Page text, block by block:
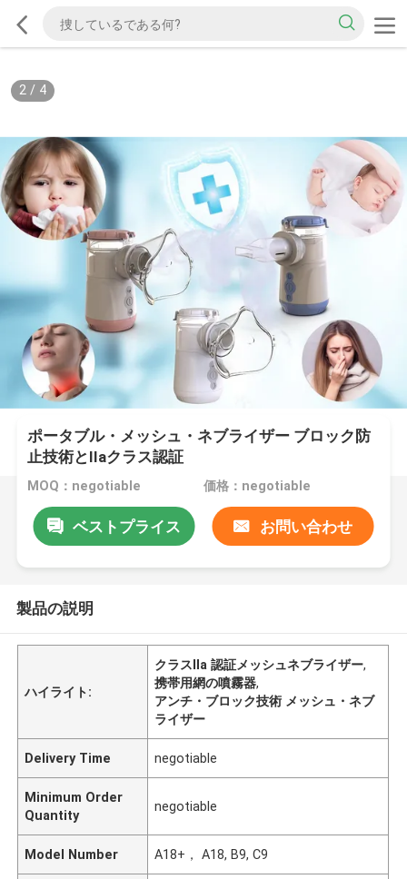
2/ 4
ポータブル・メッシュ・ネブライザー ブロック防
止技術とIIaクラス認証
MOQ：negotiable 価格：negotiable
ベストプライス お問い合わせ
製品の説明
ハイライト:
クラスIIa 認証メッシュネブライザー,
携帯用網の噴霧器,
アンチ・ブロック技術 メッシュ・ネブ
ライザー
Delivery Time negotiable
Minimum Order
Quantity
negotiable
Model Number A18+， A18, B9, C9